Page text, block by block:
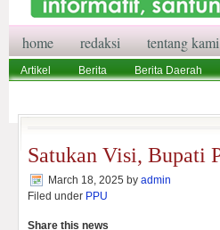
home redaksi tentang kami
Artikel Berita Berita Daerah
Satukan Visi, Bupati
March 18, 2025 by admin
Filed under PPU
Share this news